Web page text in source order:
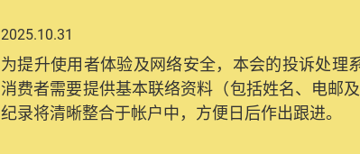
2025.10.31
为提升使用者体验及网络安全，本会的投诉处理
消费者需要提供基本联络资料（包括姓名、电邮
纪录将清晰整合于帐户中，方便日后作出跟进。